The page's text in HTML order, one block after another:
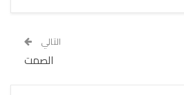
التالي
الصمت